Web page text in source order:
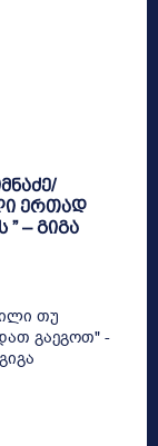
ერთად
” – გიგა
თუ
გაეგოთ" -